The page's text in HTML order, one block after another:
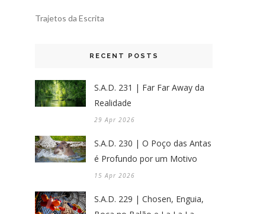
Trajetos da Escrita
RECENT POSTS
S.A.D. 231 | Far Far Away da
Realidade
29 Apr 2026
S.A.D. 230 | O Poço das Antas
é Profundo por um Motivo
15 Apr 2026
S.A.D. 229 | Chosen, Enguia,